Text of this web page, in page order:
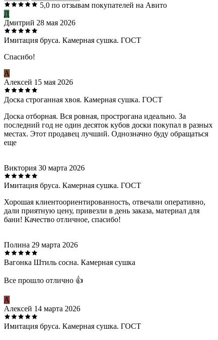
5,0 по отзывам покупателей на Авито
Д
Дмитрий 28 мая 2026
Имитация бруса. Камерная сушка. ГОСТ
Спасибо!
А
Алексей 15 мая 2026
Доска строганная хвоя. Камерная сушка. ГОСТ
Доска отборная. Вся ровная, прострогана идеально. За
последний год не один десяток кубов доски покупал в разных
местах. Этот продавец лучший. Однозначно буду обращаться
еще
Виктория 30 марта 2026
Имитация бруса. Камерная сушка. ГОСТ
Хорошая клиентоориентированность, отвечали оперативно,
дали приятную цену, привезли в день заказа, материал для
бани! Качество отличное, спасибо!
Полина 29 марта 2026
Вагонка Штиль сосна. Камерная сушка
Все прошло отлично 👍
А
Алексей 14 марта 2026
Имитация бруса. Камерная сушка. ГОСТ